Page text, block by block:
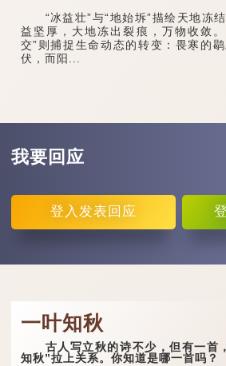
“冰益壮”与“地始坼”描绘天地冻结
益坚厚，大地冻出裂痕，万物收敛
交”则捕捉生命动态的转变：畏寒的
伏，而阳...
我要回应
登入 发表回应
一叶知秋
古人写立秋的诗不少，但有一首
知秋”拉上关系。你知道是哪一首吗？